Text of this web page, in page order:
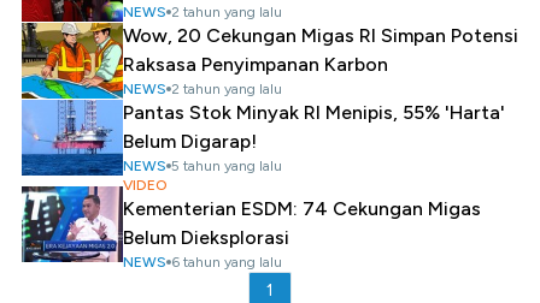
NEWS 2 tahun yang lalu
Wow, 20 Cekungan Migas RI Simpan Potensi
Raksasa Penyimpanan Karbon
NEWS 2 tahun yang lalu
Pantas Stok Minyak RI Menipis, 55% 'Harta'
Belum Digarap!
NEWS 5 tahun yang lalu
VIDEO
Kementerian ESDM: 74 Cekungan Migas
Belum Dieksplorasi
NEWS 6 tahun yang lalu
1